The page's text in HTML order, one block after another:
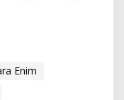
Enim